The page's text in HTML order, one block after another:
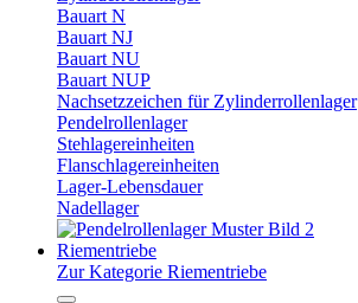
Bauart N
Bauart NJ
Bauart NU
Bauart NUP
Nachsetzzeichen für Zylinderrollenlager
Pendelrollenlager
Stehlagereinheiten
Flanschlagereinheiten
Lager-Lebensdauer
Nadellager
Riementriebe
Zur Kategorie Riementriebe